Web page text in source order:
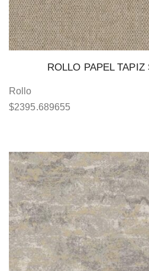
ROLLO PAPEL
Rollo
$2395.689655